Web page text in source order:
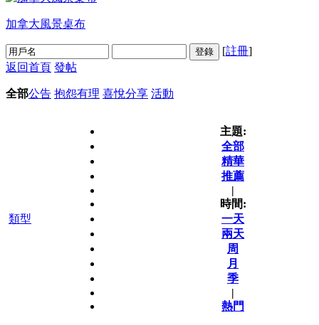
加拿大風景桌布
登錄 [註冊]
返回首頁 發帖
全部公告 抱怨有理 喜悅分享 活動
類型
主題:
全部
精華
推薦
|
時間:
一天
兩天
周
月
季
|
熱門